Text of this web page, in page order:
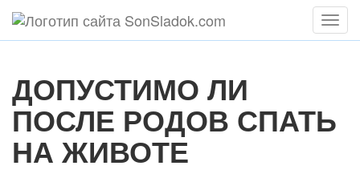
Меню
ДОПУСТИМО ЛИ
ПОСЛЕ РОДОВ СПАТЬ
НА ЖИВОТЕ